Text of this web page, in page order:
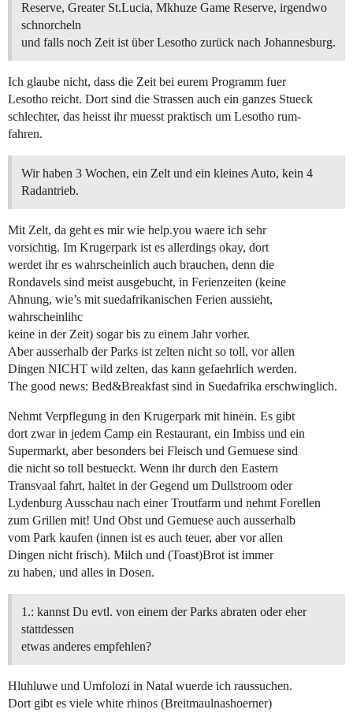
Reserve, Greater St.Lucia, Mkhuze Game Reserve, irgendwo
schnorcheln
und falls noch Zeit ist über Lesotho zurück nach Johannesburg.
Ich glaube nicht, dass die Zeit bei eurem Programm fuer
Lesotho reicht. Dort sind die Strassen auch ein ganzes Stueck
schlechter, das heisst ihr muesst praktisch um Lesotho rum-
fahren.
Wir haben 3 Wochen, ein Zelt und ein kleines Auto, kein 4
Radantrieb.
Mit Zelt, da geht es mir wie help.you waere ich sehr
vorsichtig. Im Krugerpark ist es allerdings okay, dort
werdet ihr es wahrscheinlich auch brauchen, denn die
Rondavels sind meist ausgebucht, in Ferienzeiten (keine
Ahnung, wie’s mit suedafrikanischen Ferien aussieht,
wahrscheinlihc
keine in der Zeit) sogar bis zu einem Jahr vorher.
Aber ausserhalb der Parks ist zelten nicht so toll, vor allen
Dingen NICHT wild zelten, das kann gefaehrlich werden.
The good news: Bed&Breakfast sind in Suedafrika erschwinglich.
Nehmt Verpflegung in den Krugerpark mit hinein. Es gibt
dort zwar in jedem Camp ein Restaurant, ein Imbiss und ein
Supermarkt, aber besonders bei Fleisch und Gemuese sind
die nicht so toll bestueckt. Wenn ihr durch den Eastern
Transvaal fahrt, haltet in der Gegend um Dullstroom oder
Lydenburg Ausschau nach einer Troutfarm und nehmt Forellen
zum Grillen mit! Und Obst und Gemuese auch ausserhalb
vom Park kaufen (innen ist es auch teuer, aber vor allen
Dingen nicht frisch). Milch und (Toast)Brot ist immer
zu haben, und alles in Dosen.
1.: kannst Du evtl. von einem der Parks abraten oder eher
stattdessen
etwas anderes empfehlen?
Hluhluwe und Umfolozi in Natal wuerde ich raussuchen.
Dort gibt es viele white rhinos (Breitmaulnashoerner)